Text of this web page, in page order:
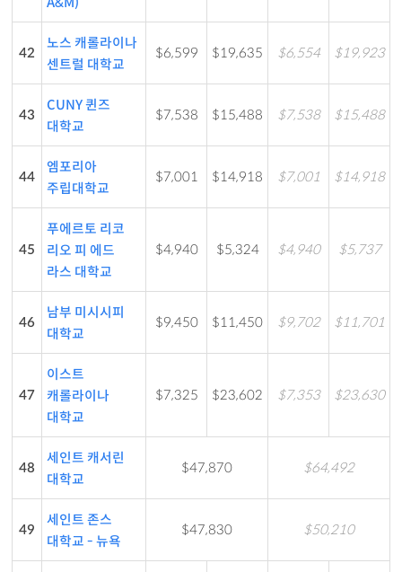
42
노스 캐롤라이나
센트럴 대학교
$6,599 $19,635 $6,554 $19,923
43
CUNY 퀸즈
대학교
$7,538 $15,488 $7,538 $15,488
44
엠포리아
주립대학교
$7,001 $14,918 $7,001 $14,918
45
푸에르토 리코
리오 피 에드
라스 대학교
$4,940 $5,324 $4,940 $5,737
46
남부 미시시피
대학교
$9,450 $11,450 $9,702 $11,701
47
이스트
캐롤라이나
대학교
$7,325 $23,602 $7,353 $23,630
48
세인트 캐서린
대학교
$47,870 $64,492
49
세인트 존스
대학교 - 뉴욕
$47,830 $50,210